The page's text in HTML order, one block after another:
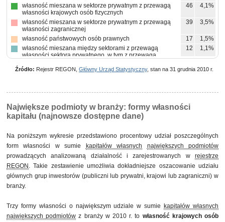
własność mieszana w sektorze prywatnym z przewagą
własności krajowych osób fizycznych
46 4,1%
własność mieszana w sektorze prywatnym z przewagą
własności zagranicznej
39 3,5%
własność państwowych osób prawnych 17
1,5%
własność mieszana między sektorami z przewagą
własności sektora prywatnego, w tym z przewagą
12 1,1%
własność mieszana między sektorami z przewagą
10 0,9%
przewagi któregokolwiek rodzaju własności prywatnej
pozostałe 24
Źródło: Rejestr REGON, Główny Urząd Statystyczny, stan na 31 grudnia 2010 r.
Największe podmioty w branży: formy własności
kapitału (najnowsze dostępne dane)
Na poniższym wykresie przedstawiono procentowy udział poszczególnych
form własności w sumie
kapitałów własnych
największych podmiotów
prowadzących analizowaną działalność i zarejestrowanych w rejestrze
REGON . Takie zestawienie umożliwia dokładniejsze oszacowanie udziału
głównych grup inwestorów (publiczni lub prywatni, krajowi lub zagraniczni) w
branży.
Trzy formy własności o największym udziale w sumie
kapitałów własnych
największych podmiotów z branży w 2010 r. to własność krajowych osób